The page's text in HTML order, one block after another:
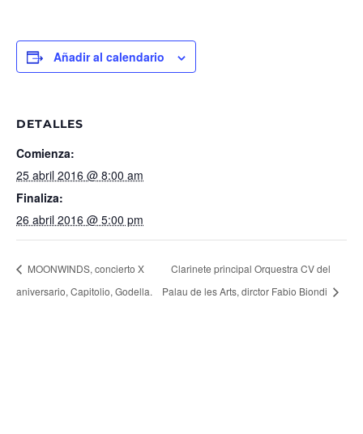
Añadir al calendario
DETALLES
Comienza:
25 abril 2016 @ 8:00 am
Finaliza:
26 abril 2016 @ 5:00 pm
MOONWINDS, concierto X
aniversario, Capitolio, Godella.
Clarinete principal Orquestra CV del
Palau de les Arts, dirctor Fabio Biondi